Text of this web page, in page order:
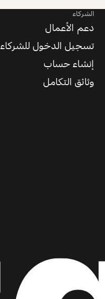
الشركاء
دعم الأعمال
تسجيل الدخول للشركاء
إنشاء حساب
وثائق التكامل